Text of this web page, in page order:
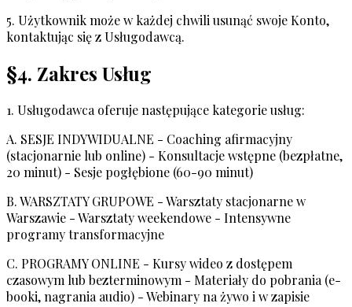
5. Użytkownik może w każdej chwili usunąć swoje Konto,
kontaktując się z Usługodawcą.
§4. Zakres Usług
1. Usługodawca oferuje następujące kategorie usług:
A. SESJE INDYWIDUALNE - Coaching afirmacyjny
(stacjonarnie lub online) - Konsultacje wstępne (bezpłatne,
20 minut) - Sesje pogłębione (60-90 minut)
B. WARSZTATY GRUPOWE - Warsztaty stacjonarne w
Warszawie - Warsztaty weekendowe - Intensywne
programy transformacyjne
C. PROGRAMY ONLINE - Kursy wideo z dostępem
czasowym lub bezterminowym - Materiały do pobrania (e-
booki, nagrania audio) - Webinary na żywo i w zapisie